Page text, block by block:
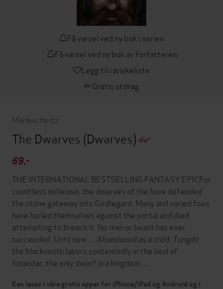
Få varsel ved ny bok i serien
Få varsel ved ny bok av forfatteren
Legg til i ønskeliste
Gratis utdrag
Markus Heitz
The Dwarves (Dwarves)
69,-
THE INTERNATIONAL BESTSELLING FANTASY EPICFor
countless millennia, the dwarves of the have defended
the stone gateway into Girdlegard. Many and varied foes
have hurled themselves against the portal and died
attempting to breach it. No man or beast has ever
succeeded. Until now . . .Abandoned as a child, Tungdil
the blacksmith labors contentedly in the land of
Ionandar, the only dwarf in a kingdom…
Kan leses i våre gratis apper for iPhone/iPad og Android og i